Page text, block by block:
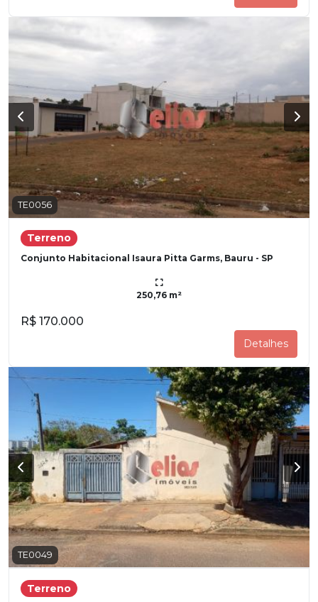
TE0056
Terreno
Conjunto Habitacional Isaura Pitta Garms, Bauru - SP
250,76 m²
R$ 170.000
Detalhes
TE0049
Terreno